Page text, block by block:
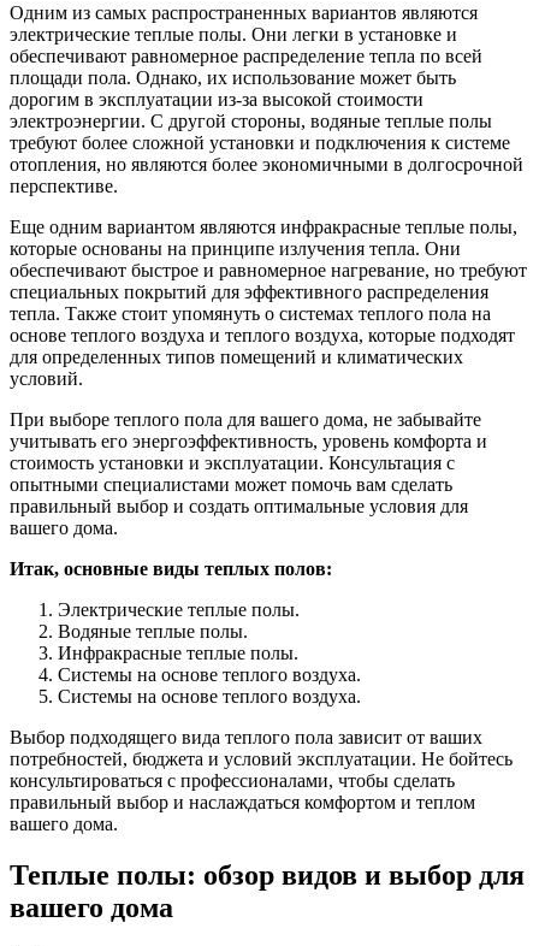
Одним из самых распространенных вариантов являются
электрические теплые полы. Они легки в установке и
обеспечивают равномерное распределение тепла по всей
площади пола. Однако, их использование может быть
дорогим в эксплуатации из-за высокой стоимости
электроэнергии. С другой стороны, водяные теплые полы
требуют более сложной установки и подключения к системе
отопления, но являются более экономичными в долгосрочной
перспективе.
Еще одним вариантом являются инфракрасные теплые полы,
которые основаны на принципе излучения тепла. Они
обеспечивают быстрое и равномерное нагревание, но требуют
специальных покрытий для эффективного распределения
тепла. Также стоит упомянуть о системах теплого пола на
основе теплого воздуха и теплого воздуха, которые подходят
для определенных типов помещений и климатических
условий.
При выборе теплого пола для вашего дома, не забывайте
учитывать его энергоэффективность, уровень комфорта и
стоимость установки и эксплуатации. Консультация с
опытными специалистами может помочь вам сделать
правильный выбор и создать оптимальные условия для
вашего дома.
Итак, основные виды теплых полов:
Электрические теплые полы.
Водяные теплые полы.
Инфракрасные теплые полы.
Системы на основе теплого воздуха.
Системы на основе теплого воздуха.
Выбор подходящего вида теплого пола зависит от ваших
потребностей, бюджета и условий эксплуатации. Не бойтесь
консультироваться с профессионалами, чтобы сделать
правильный выбор и наслаждаться комфортом и теплом
вашего дома.
Теплые полы: обзор видов и выбор для
вашего дома